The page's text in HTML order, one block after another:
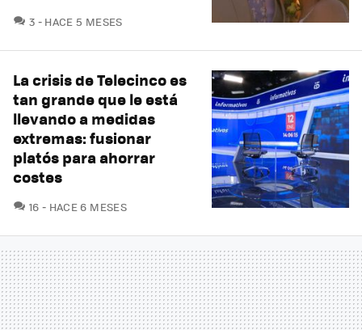
3 COMENTARIOS
HACE 5 MESES
La crisis de Telecinco es
tan grande que le está
llevando a medidas
extremas: fusionar
platós para ahorrar
costes
16 COMENTARIOS
HACE 6 MESES